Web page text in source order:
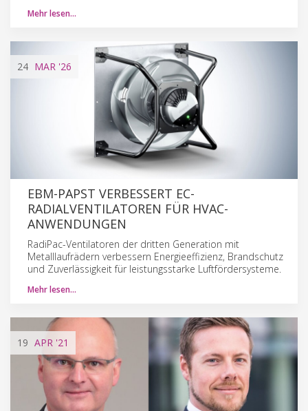
Mehr lesen…
24 MAR '26
EBM-PAPST VERBESSERT EC-
RADIALVENTILATOREN FÜR HVAC-
ANWENDUNGEN
RadiPac-Ventilatoren der dritten Generation mit
Metalllaufrädern verbessern Energieeffizienz, Brandschutz
und Zuverlässigkeit für leistungsstarke Luftfördersysteme.
Mehr lesen…
19 APR '21